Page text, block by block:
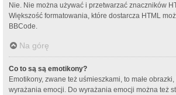
Nie. Nie można używać i przetwarzać znaczników
Większość formatowania, które dostarcza HTML
BBCode.
Na górę
Co to są są emotikony?
Emotikony, zwane też uśmieszkami, to małe
wyrażania emocji. Do wyrażania emocji można też